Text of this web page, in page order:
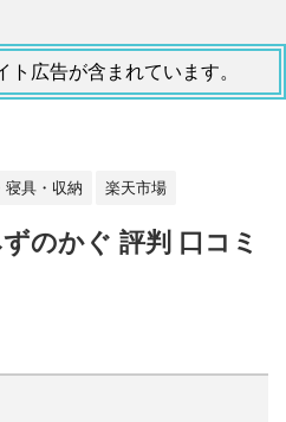
広告が含まれています。
寝具・収納 楽天市場
のかぐ 評判 口コミ